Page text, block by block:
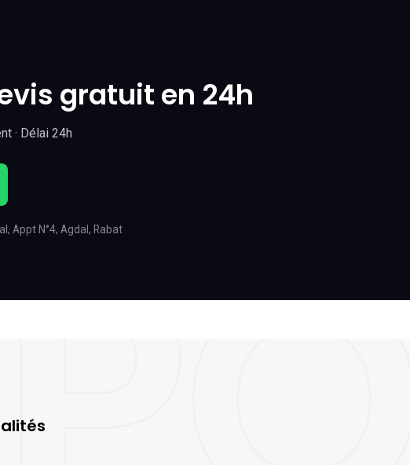
gratuit en 24h
· Délai 24h
Appt N°4, Agdal, Rabat